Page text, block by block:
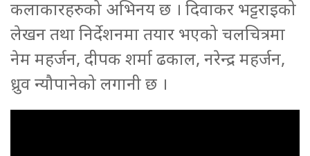
कलाकारहरुको अभिनय छ । दिवाकर भट्टराइको
लेखन तथा निर्देशनमा तयार भएको चलचित्रमा
नेम महर्जन, दीपक शर्मा ढकाल, नरेन्द्र महर्जन,
ध्रुव न्यौपानेको लगानी छ ।